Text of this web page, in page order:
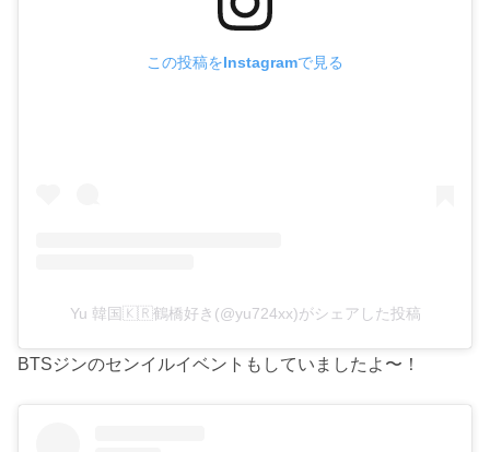
この投稿をInstagramで見る
Yu 韓国🇰🇷鶴橋好き(@yu724xx)がシェアした投稿
BTSジンのセンイルイベントもしていましたよ〜！